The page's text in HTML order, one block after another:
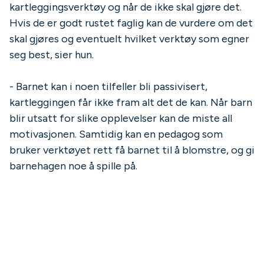
kartleggingsverktøy og når de ikke skal gjøre det.
Hvis de er godt rustet faglig kan de vurdere om det
skal gjøres og eventuelt hvilket verktøy som egner
seg best, sier hun.
- Barnet kan i noen tilfeller bli passivisert,
kartleggingen får ikke fram alt det de kan. Når barn
blir utsatt for slike opplevelser kan de miste all
motivasjonen. Samtidig kan en pedagog som
bruker verktøyet rett få barnet til å blomstre, og gi
barnehagen noe å spille på.